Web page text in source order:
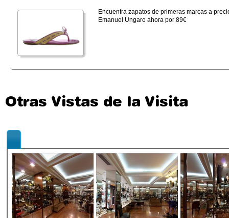
Encuentra zapatos de primeras marcas a
Emanuel Ungaro ahora por 89€
Otras Vistas de la Visita